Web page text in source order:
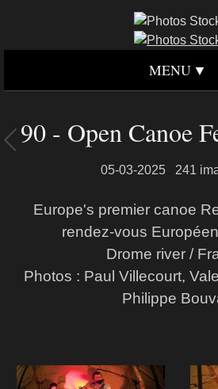
MENU
90 - Open Canoe
05-03-2025 241
Europe's premier canoe
rendez-vous
Drome river /
Photos : Paul Villecourt,
Philippe